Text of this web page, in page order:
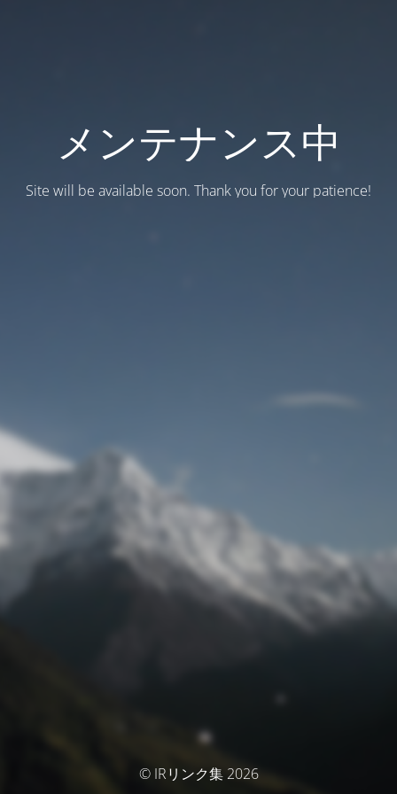
メンテナンス中
Site will be available soon. Thank you for your patience!
© IRリンク集 2026